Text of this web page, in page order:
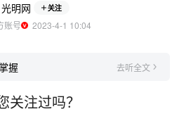
光明网 关注
账号
  2023-4-1 10:04
握 去听全文
关注过吗？